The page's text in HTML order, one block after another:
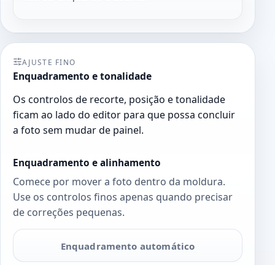
AJUSTE FINO
Enquadramento e tonalidade
Os controlos de recorte, posição e tonalidade
ficam ao lado do editor para que possa concluir
a foto sem mudar de painel.
Enquadramento e alinhamento
Comece por mover a foto dentro da moldura.
Use os controlos finos apenas quando precisar
de correções pequenas.
Enquadramento automático